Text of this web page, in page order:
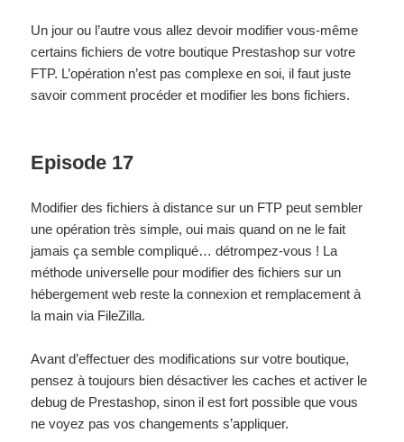
Un jour ou l’autre vous allez devoir modifier vous-même
certains fichiers de votre boutique Prestashop sur votre
FTP. L’opération n’est pas complexe en soi, il faut juste
savoir comment procéder et modifier les bons fichiers.
Episode 17
Modifier des fichiers à distance sur un FTP peut sembler
une opération très simple, oui mais quand on ne le fait
jamais ça semble compliqué… détrompez-vous ! La
méthode universelle pour modifier des fichiers sur un
hébergement web reste la connexion et remplacement à
la main via FileZilla.
Avant d’effectuer des modifications sur votre boutique,
pensez à toujours bien désactiver les caches et activer le
debug de Prestashop, sinon il est fort possible que vous
ne voyez pas vos changements s’appliquer.